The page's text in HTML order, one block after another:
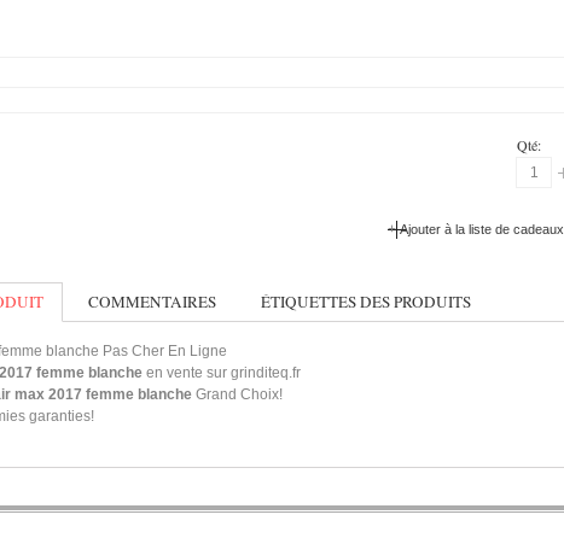
Qté:
+Ajouter à la liste de cadeaux
COMMENTAIRES ÉTIQUETTES DES PRODUITS
blanche Pas Cher En Ligne
femme blanche en vente sur grinditeq.fr
max 2017 femme blanche Grand Choix!
garanties!